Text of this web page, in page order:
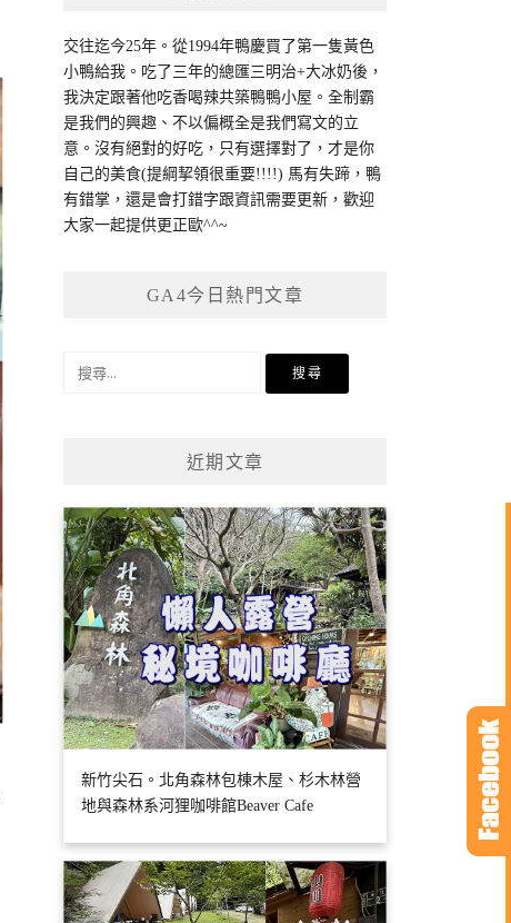
交往迄今25年。從1994年鴨慶買了第一隻黃色
小鴨給我。吃了三年的總匯三明治+大冰奶後，
我決定跟著他吃香喝辣共築鴨鴨小屋。全制霸
是我們的興趣、不以偏概全是我們寫文的立
意。沒有絕對的好吃，只有選擇對了，才是你
自己的美食(提綱挈領很重要!!!!) 馬有失蹄，鴨
有錯掌，還是會打錯字跟資訊需要更新，歡迎
大家一起提供更正歐^^~
GA4今日熱門文章
近期文章
新竹尖石。北角森林包棟木屋、杉木林營
地與森林系河狸咖啡館Beaver Cafe